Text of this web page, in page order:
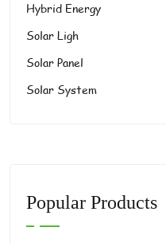
Hybrid Energy
Solar Ligh
Solar Panel
Solar System
Popular Products